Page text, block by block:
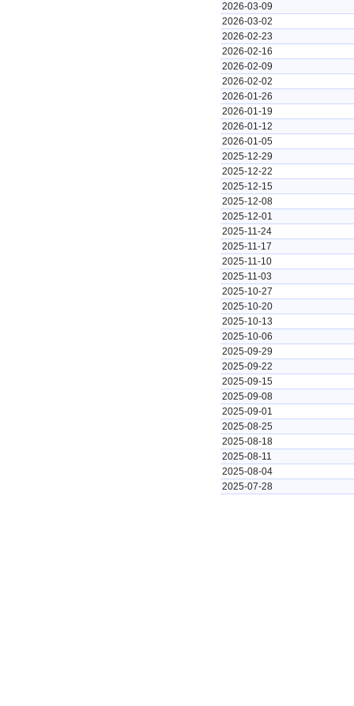
2026-03-09
2026-03-02
2026-02-23
2026-02-16
2026-02-09
2026-02-02
2026-01-26
2026-01-19
2026-01-12
2026-01-05
2025-12-29
2025-12-22
2025-12-15
2025-12-08
2025-12-01
2025-11-24
2025-11-17
2025-11-10
2025-11-03
2025-10-27
2025-10-20
2025-10-13
2025-10-06
2025-09-29
2025-09-22
2025-09-15
2025-09-08
2025-09-01
2025-08-25
2025-08-18
2025-08-11
2025-08-04
2025-07-28